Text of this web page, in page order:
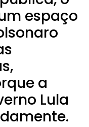
espaço
a
Lula